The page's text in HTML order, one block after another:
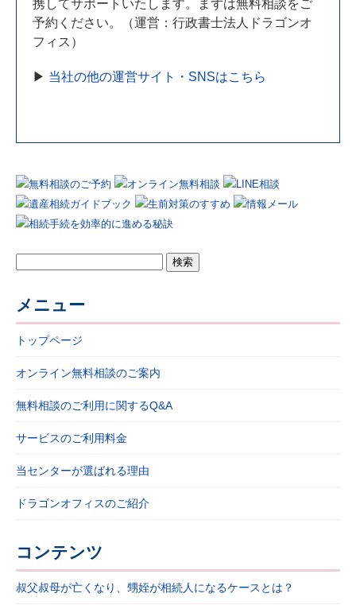
携してサポートいたします。まずは無料相談をご
予約ください。（運営：行政書士法人ドラゴンオ
フィス）
▶ 当社の他の運営サイト・SNSはこちら
メニュー
トップページ
オンライン無料相談のご案内
無料相談のご利用に関するQ&A
サービスのご利用料金
当センターが選ばれる理由
ドラゴンオフィスのご紹介
コンテンツ
叔父叔母が亡くなり、甥姪が相続人になるケースとは？